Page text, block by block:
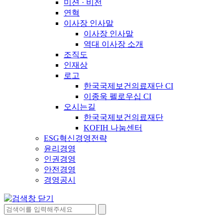
미션 · 비전
연혁
이사장 인사말
이사장 인사말
역대 이사장 소개
조직도
인재상
로고
한국국제보건의료재단 CI
이종욱 펠로우십 CI
오시는길
한국국제보건의료재단
KOFIH 나눔센터
ESG혁신경영전략
윤리경영
인권경영
안전경영
경영공시